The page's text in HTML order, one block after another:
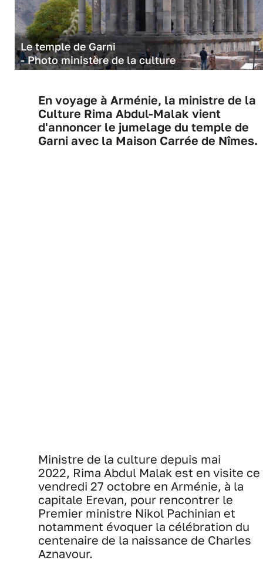
Le temple de Garni
- Photo ministère de la culture
En voyage à Arménie, la ministre de la
Culture Rima Abdul-Malak vient
d'annoncer le jumelage du temple de
Garni avec la Maison Carrée de Nîmes.
Ministre de la culture depuis mai
2022, Rima Abdul Malak est en visite ce
vendredi 27 octobre en Arménie, à la
capitale Erevan, pour rencontrer le
Premier ministre Nikol Pachinian et
notamment évoquer la célébration du
centenaire de la naissance de Charles
Aznavour.